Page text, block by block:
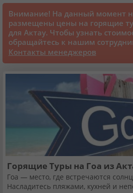
Круизы
Статьи
70131 отзыв наших
Сертификаты
Для бизнеса
Контакты
Внимание! На данный момент
размещены цены на горящие
для Актау. Чтобы узнать
обращайтесь к нашим
Контакты менеджеров
Горящие Туры на Гоа из
Гоа — место, где встречаются
Насладитесь пляжами, кухней и